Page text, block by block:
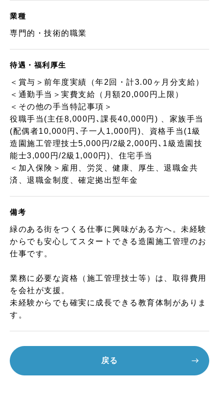
業種
専門的・技術的職業
待遇・福利厚生
＜賞与＞前年度実績（年2回・計3.00ヶ月分支給）
＜通勤手当＞実費支給（月額20,000円上限）
＜その他の手当特記事項＞
役職手当(主任8,000円､課長40,000円) 、家族手当
(配偶者10,000円､子一人1,000円)、資格手当(1級
造園施工管理技士5,000円/2級2,000円､1級造園技
能士3,000円/2級1,000円)、住宅手当
＜加入保険＞雇用、労災、健康、厚生、退職金共
済、退職金制度、確定拠出型年金
備考
緑のある街をつくる仕事に興味がある方へ。未経験
からでも安心してスタートできる造園施工管理のお
仕事です。
業務に必要な資格（施工管理技士等）は、取得費用
を会社が支援。
未経験からでも確実に成長できる教育体制がありま
す。
戻る